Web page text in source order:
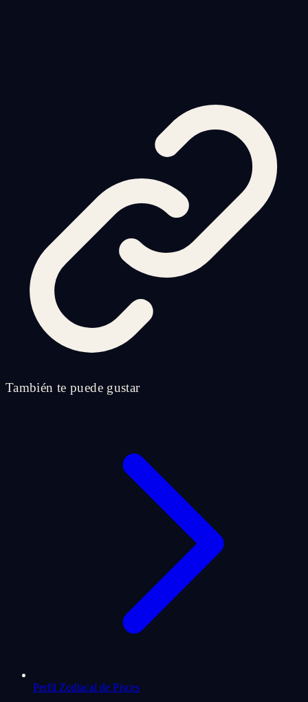
También te puede gustar
Perfil Zodiacal de Pisces